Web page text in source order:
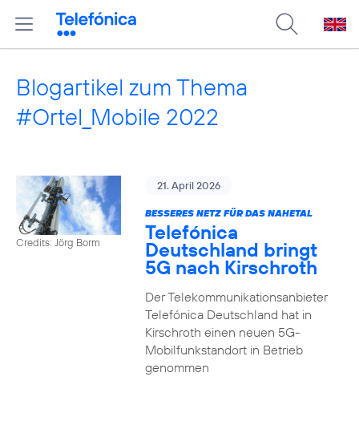
Blogartikel zum Thema
#Ortel_Mobile 2022
Credits: Jörg Borm
21. April 2026
BESSERES NETZ FÜR DAS NAHETAL
Telefónica
Deutschland bringt
5G nach Kirschroth
Der Telekommunikationsanbieter
Telefónica Deutschland hat in
Kirschroth einen neuen 5G-
Mobilfunkstandort in Betrieb
genommen